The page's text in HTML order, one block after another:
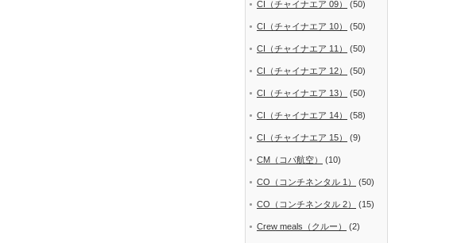
CI（チャイナエア 09） (50)
CI（チャイナエア 10） (50)
CI（チャイナエア 11） (50)
CI（チャイナエア 12） (50)
CI（チャイナエア 13） (50)
CI（チャイナエア 14） (58)
CI（チャイナエア 15） (9)
CM（コパ航空） (10)
CO（コンチネンタル 1） (50)
CO（コンチネンタル 2） (15)
Crew meals（クルー） (2)